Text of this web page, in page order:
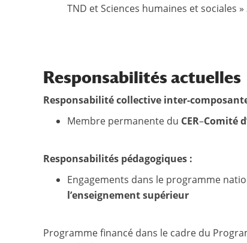
TND et Sciences humaines et sociales »
Responsabilités actuelles
Responsabilité collective inter-
Membre permanente du CER–Comité
Responsabilités pédagogiques :
Engagements dans le programme
l’enseignement supérieur
Programme financé dans le cadre du